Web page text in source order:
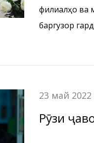
филиалҳо ва
баргузор
23 май 2022
Рӯзи